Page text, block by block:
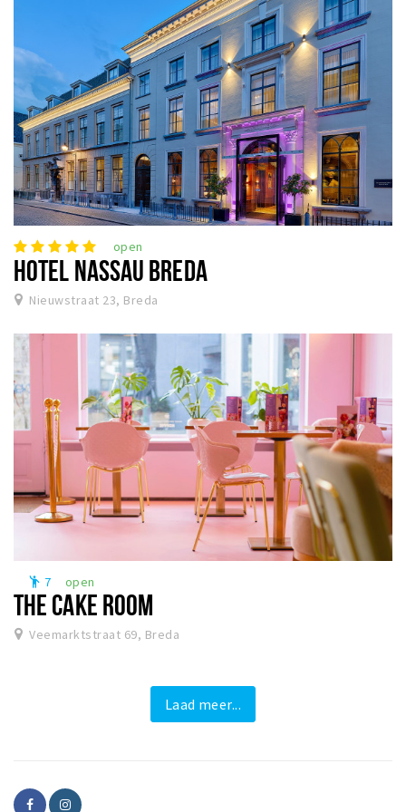
open
HOTEL NASSAU BREDA
Nieuwstraat 23, Breda
emoji_people 7 open
THE CAKE ROOM
Veemarktstraat 69, Breda
Laad meer...